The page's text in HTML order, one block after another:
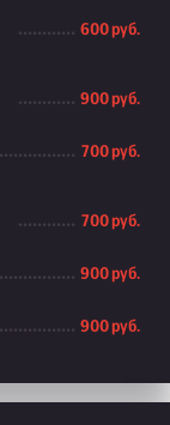
600 руб.
900 руб.
700 руб.
700 руб.
900 руб.
900 руб.